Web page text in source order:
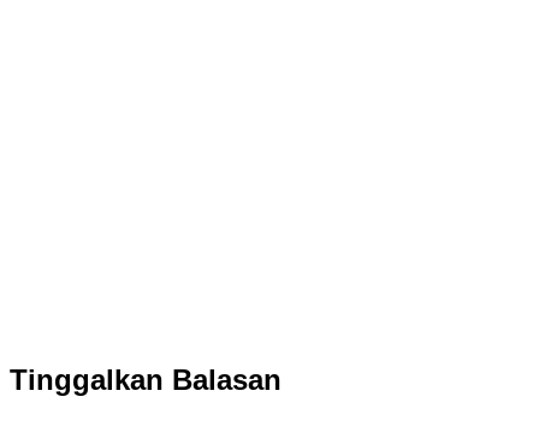
Tinggalkan Balasan